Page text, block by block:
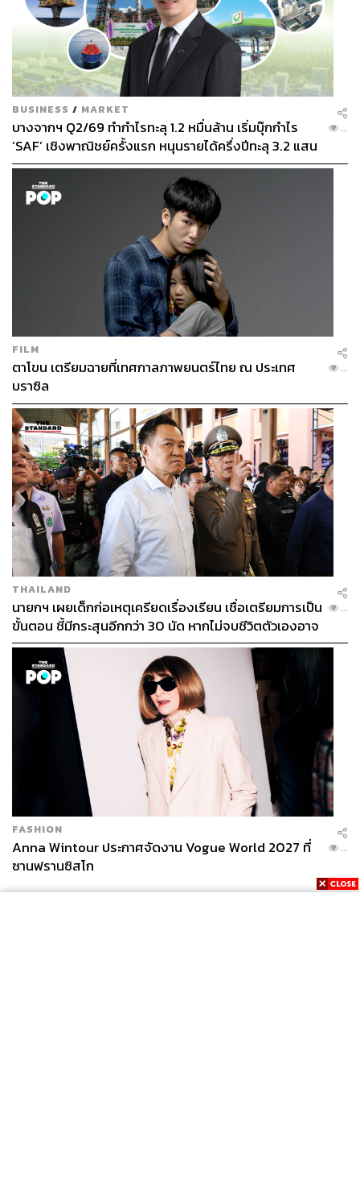
BUSINESS / MARKET
บางจากฯ Q2/69 ทำกำไรทะลุ 1.2 หมื่นล้าน เริ่มบุ๊กกำไร
‘SAF’ เชิงพาณิชย์ครั้งแรก หนุนรายได้ครึ่งปีทะลุ 3.2 แสน
ล้าน
...
FILM
ตาโขน เตรียมฉายที่เทศกาลภาพยนตร์ไทย ณ ประเทศ
บราซิล
...
THAILAND
นายกฯ เผยเด็กก่อเหตุเครียดเรื่องเรียน เชื่อเตรียมการเป็น
ขั้นตอน ชี้มีกระสุนอีกกว่า 30 นัด หากไม่จบชีวิตตัวเองอาจ
สูญเสียเพิ่ม
...
FASHION
Anna Wintour ประกาศจัดงาน Vogue World 2027 ที่
ซานฟรานซิสโก
...